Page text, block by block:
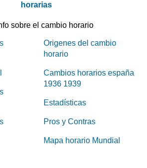
horarias
sobre el cambio horario
Origenes del cambio
horario
Cambios horarios españa
1936 1939
Estadísticas
Pros y Contras
Mapa horario Mundial